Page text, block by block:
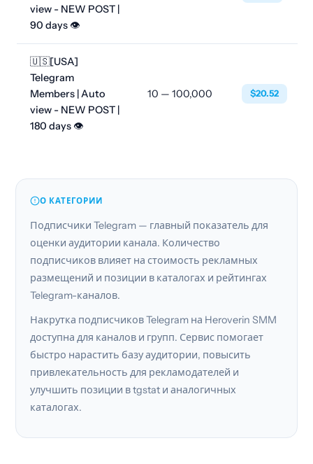
view - NEW POST |
90 days 👁
🇺🇸[USA]
Telegram
Members | Auto
view - NEW POST |
180 days 👁
10 — 100,000 $20.52
О КАТЕГОРИИ
Подписчики Telegram — главный показатель для
оценки аудитории канала. Количество
подписчиков влияет на стоимость рекламных
размещений и позиции в каталогах и рейтингах
Telegram-каналов.
Накрутка подписчиков Telegram на Heroverin SMM
доступна для каналов и групп. Сервис помогает
быстро нарастить базу аудитории, повысить
привлекательность для рекламодателей и
улучшить позиции в tgstat и аналогичных
каталогах.